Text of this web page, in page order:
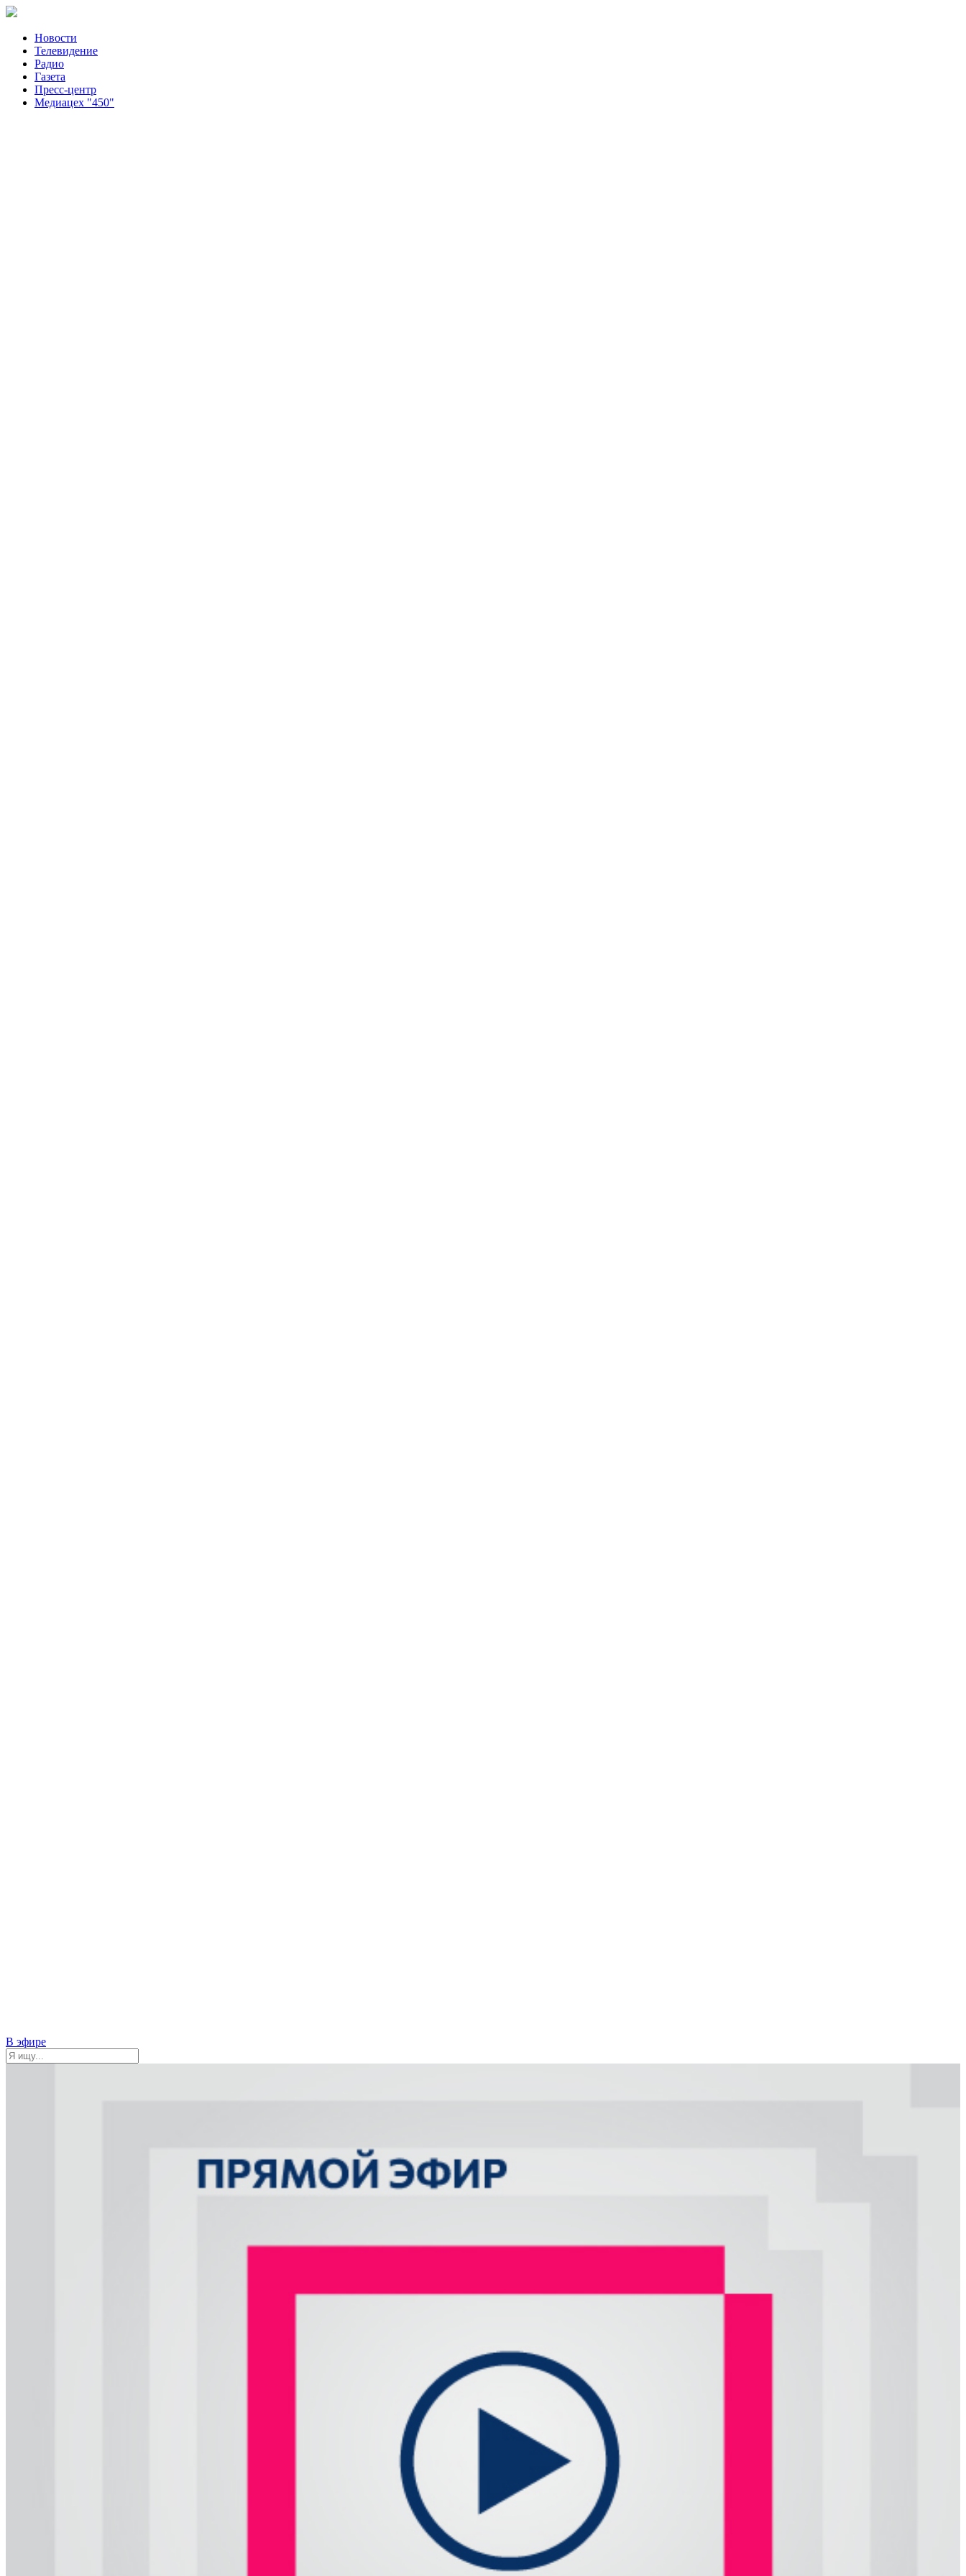
Новости
Телевидение
Радио
Газета
Пресс-центр
Медиацех "450"
В эфире